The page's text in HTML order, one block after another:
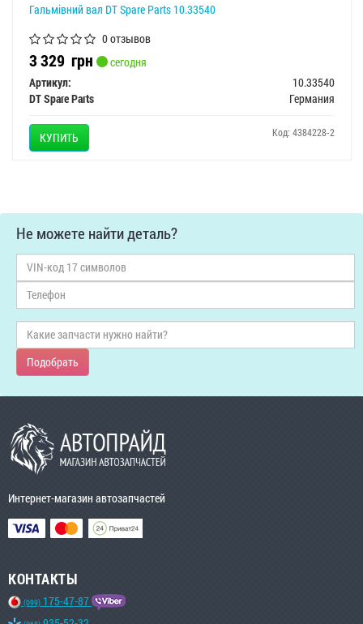
Гальмівний вал DT Spare Parts 10.33540
0 отзывов
3 329 грн
сегодня
Артикул:
10.33540
DT Spare Parts
Германия
КУПИТЬ Код: 4384228-2
Не можете найти деталь?
Подобрать
Интернет-магазин автозапчастей
КОНТАКТЫ
(099) 175-47-87